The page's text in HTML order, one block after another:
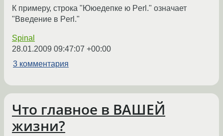
К примеру, строка "Ююедепке ю Perl." означает
"Введение в Perl."
Spinal
28.01.2009 09:47:07 +00:00
3 комментария
Что главное в ВАШЕЙ
жизни?